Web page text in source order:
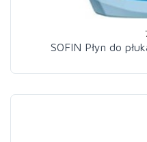
SOFIN Płyn do